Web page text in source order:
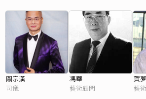
關宗漢
司儀
馮華
藝術顧問
賀
藝